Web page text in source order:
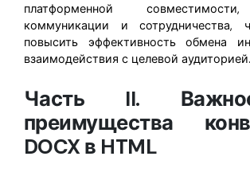
платформенной
коммуникации и сотрудничества,
повысить эффективность обмена
взаимодействия с целевой аудиторией.
Часть II.
преимущества
DOCX в HTML